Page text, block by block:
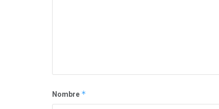
Nombre *